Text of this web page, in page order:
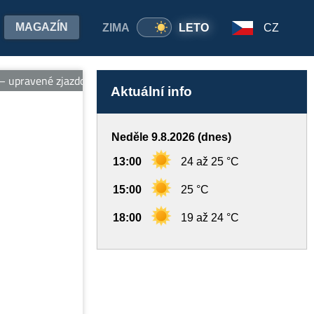
ZIMA LETO
MAGAZÍN CZ
zjazdovky, vleky, ubytovanie pri svahu, wellness a
Aktuální info
Neděle 9.8.2026 (dnes)
13:00 24 až 25 °C
15:00 25 °C
18:00 19 až 24 °C